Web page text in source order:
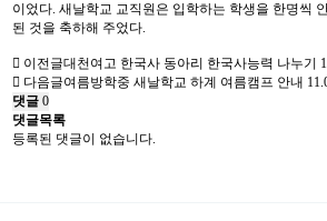
이었다. 새날학교 교직원은 입학하는 학생을 한명씩
된 것을 축하해 주었다.
이전글대천여고 한국사 동아리 한국사능력 나누기
다음글여름방학중 새날학교 하계 여름캠프 안내
댓글 0
댓글목록
등록된 댓글이 없습니다.